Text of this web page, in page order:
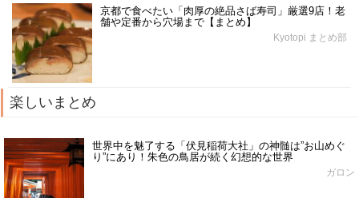
京都で食べたい「肉厚の絶品さば寿司」厳選9店！老
舗や定番から穴場まで【まとめ】
Kyotopi まとめ部
楽しいまとめ
世界中を魅了する「伏見稲荷大社」の神髄は”お山めぐ
り”にあり！朱色の鳥居が続く幻想的な世界
ガロン